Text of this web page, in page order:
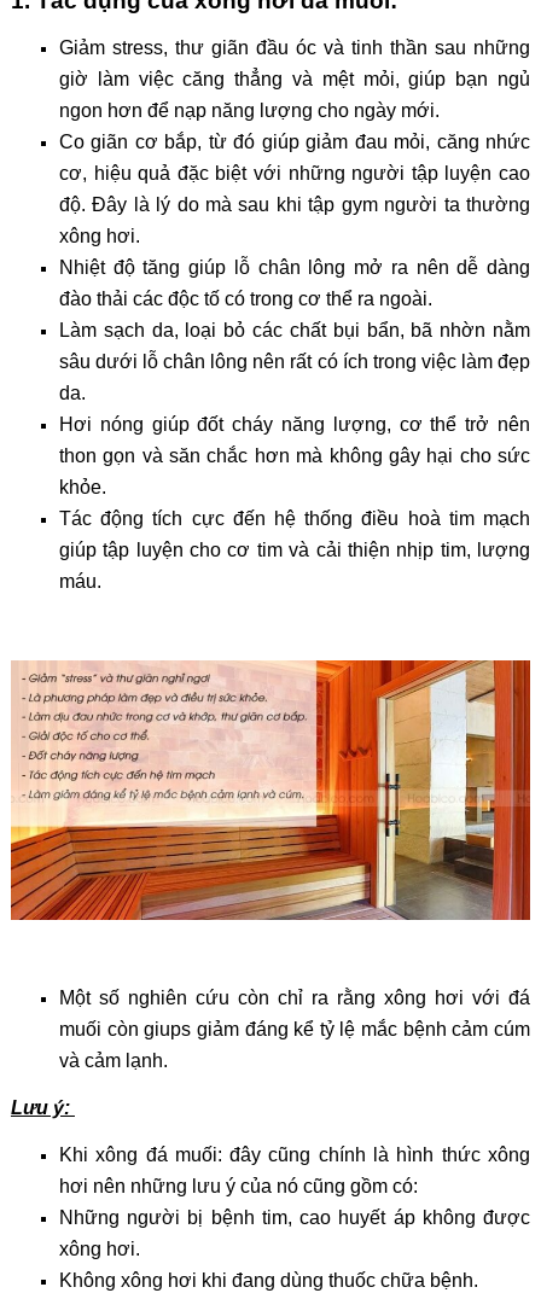
Giảm stress, thư giãn đầu óc và tinh thần sau những
giờ làm việc căng thẳng và mệt mỏi, giúp bạn ngủ
ngon hơn để nạp năng lượng cho ngày mới.
Co giãn cơ bắp, từ đó giúp giảm đau mỏi, căng nhức
cơ, hiệu quả đặc biệt với những người tập luyện cao
độ. Đây là lý do mà sau khi tập gym người ta thường
xông hơi.
Nhiệt độ tăng giúp lỗ chân lông mở ra nên dễ dàng
đào thải các độc tố có trong cơ thể ra ngoài.
Làm sạch da, loại bỏ các chất bụi bẩn, bã nhờn nằm
sâu dưới lỗ chân lông nên rất có ích trong việc làm đẹp
da.
Hơi nóng giúp đốt cháy năng lượng, cơ thể trở nên
thon gọn và săn chắc hơn mà không gây hại cho sức
khỏe.
Tác động tích cực đến hệ thống điều hoà tim mạch
giúp tập luyện cho cơ tim và cải thiện nhịp tim, lượng
máu.
Một số nghiên cứu còn chỉ ra rằng xông hơi với đá
muối còn giups giảm đáng kể tỷ lệ mắc bệnh cảm cúm
và cảm lạnh.
Lưu ý:
Khi xông đá muối: đây cũng chính là hình thức xông
hơi nên những lưu ý của nó cũng gồm có:
Những người bị bệnh tim, cao huyết áp không được
xông hơi.
Không xông hơi khi đang dùng thuốc chữa bệnh.